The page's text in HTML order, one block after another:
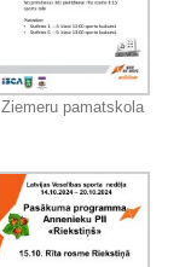
Ziemeru pamatskola